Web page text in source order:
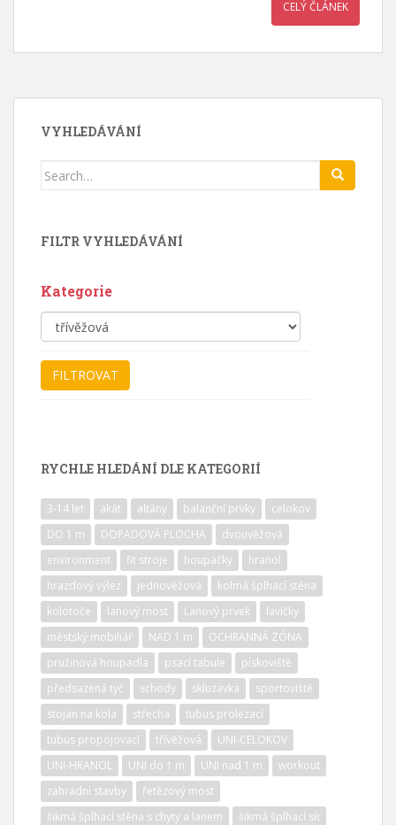
CELÝ ČLÁNEK
VYHLEDÁVÁNÍ
Search
FILTR VYHLEDÁVÁNÍ
Kategorie
RYCHLE HLEDÁNÍ DLE KATEGORIÍ
3-14 let akát altány balanční prvky
celokov
DO 1 m
DOPADOVÁ PLOCHA
dvouvěžová
environment
fit stroje houpačky
hranol
hrazdový výlez
jednověžová
kolmá šplhací stěna
kolotoče
lanový most Lanový prvek
lavičky
městský mobiliář
NAD 1 m
OCHRANNÁ ZÓNA
pružinová houpadla
psací tabule
pískoviště
předsazená tyč
schody skluzavka
sportoviště
stojan na kola
střecha
tubus prolezací
tubus propojovací
třívěžová
UNI-CELOKOV
UNI-HRANOL
UNI do 1 m UNI nad 1 m
workout
zahradní stavby
řetězový most
šikmá šplhací stěna s chyty a lanem
šikmá šplhací síť